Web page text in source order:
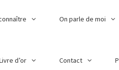
On parle de moi
d’or Contact